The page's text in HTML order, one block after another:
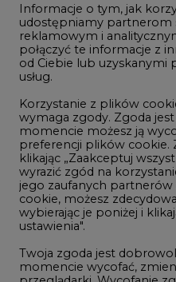
Gospodarka
Geopolityka
LTE450
Innowacje i AI
Telekomunikacja i IT
Handel emisjami CO2
Wodór
Górnictwo
Informacje o tym, jak
udostępniamy partnerom
reklamowym i
połączyć te informacje z
od Ciebie lub uzyskanymi
usług.
Korzystanie z plików
wymaga zgody. Zgoda
momencie możesz ją
preferencji plików cookie.
klikając „Zaakceptuj
wyrazić zgód na
jego zaufanych
cookie, możesz
wybierając je poniżej i
ustawienia".
Twoja zgoda jest
momencie wycofać,